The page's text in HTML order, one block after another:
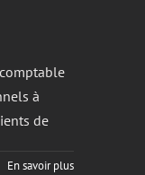
à
de
En savoir plus